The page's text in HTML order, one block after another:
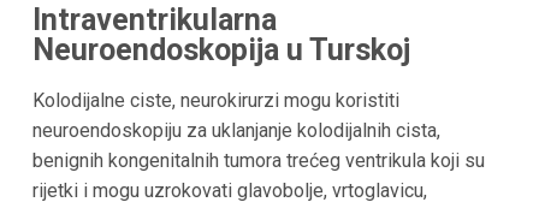
Intraventrikularna
Neuroendoskopija u Turskoj
Kolodijalne ciste, neurokirurzi mogu koristiti
neuroendoskopiju za uklanjanje kolodijalnih cista,
benignih kongenitalnih tumora trećeg ventrikula koji su
rijetki i mogu uzrokovati glavobolje, vrtoglavicu,